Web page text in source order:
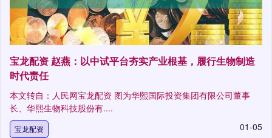
宝龙配资 赵燕：以中试平台夯实产业根基，履行生物制造
时代责任
本文转自：人民网宝龙配资 图为华熙国际投资集团有限公司董事
长、华熙生物科技股份有....
宝龙配资 01-05